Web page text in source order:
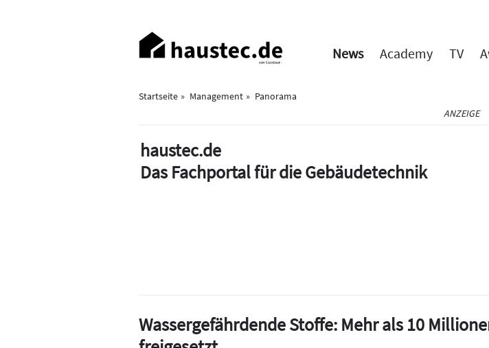
Haupt-
Navigation
News Academy TV
Startseite Management
Panorama
ANZEIGE
haustec.de
Das Fachportal für die Gebäudetechnik
Wassergefährdende Stoffe: Mehr als 10